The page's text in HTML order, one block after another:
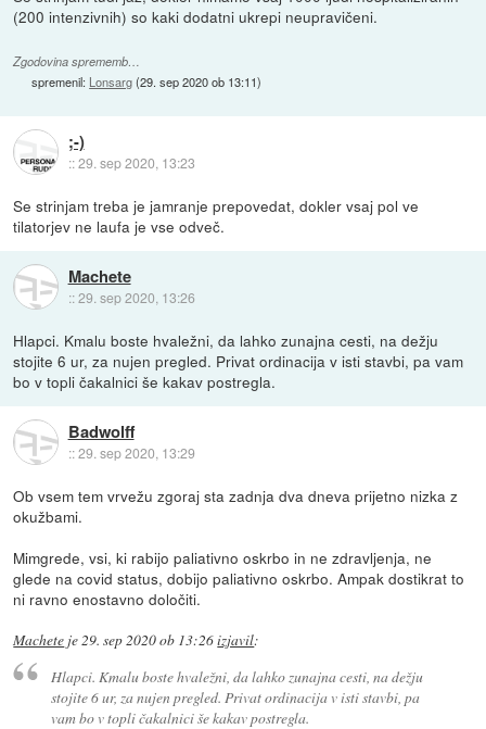
(200 intenzivnih) so kaki dodatni ukrepi neupravičeni.
Zgodovina sprememb…
spremenil: Lonsarg(29. sep 2020 ob 13:11)
;-)
::29. sep 2020, 13:23
Se strinjam treba je jamranje prepovedat, dokler vsaj pol ve
tilatorjev ne laufa je vse odveč.
Machete
::29. sep 2020, 13:26
Hlapci. Kmalu boste hvaležni, da lahko zunajna cesti, na dežju
stojite 6 ur, za nujen pregled. Privat ordinacija v isti stavbi, pa vam
bo v topli čakalnici še kakav postregla.
Badwolff
::29. sep 2020, 13:29
Ob vsem tem vrvežu zgoraj sta zadnja dva dneva prijetno nizka z
okužbami.
Mimgrede, vsi, ki rabijo paliativno oskrbo in ne zdravljenja, ne
glede na covid status, dobijo paliativno oskrbo. Ampak dostikrat to
ni ravno enostavno določiti.
Machete je29. sep 2020 ob 13:26izjavil:
Hlapci. Kmalu boste hvaležni, da lahko zunajna cesti, na dežju
stojite 6 ur, za nujen pregled. Privat ordinacija v isti stavbi, pa
vam bo v topli čakalnici še kakav postregla.